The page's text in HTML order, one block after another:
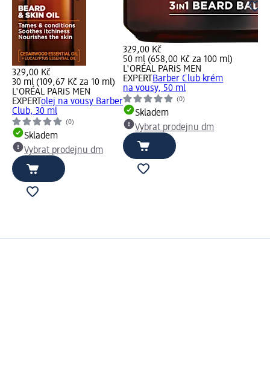
329,00 Kč
30 ml (109,67 Kč za 10 ml)
L'ORÉAL PARiS MEN
EXPERT olej na vousy Barber
Club, 30 ml
(0)
Skladem
Vybrat prodejnu dm
329,00 Kč
50 ml (658,00 Kč za 100 ml)
L'ORÉAL PARiS MEN
EXPERT Barber Club krém
na vousy, 50 ml
(0)
Skladem
Vybrat prodejnu dm